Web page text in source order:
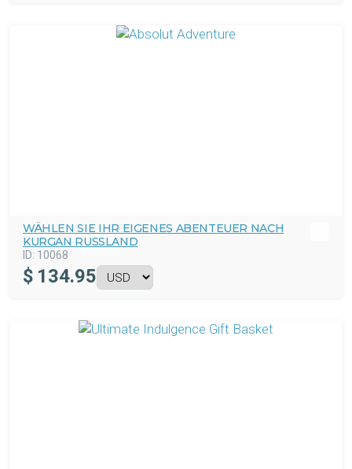
WÄHLEN SIE IHR EIGENES ABENTEUER NACH
KURGAN RUSSLAND
ID: 10068
$ 134.95